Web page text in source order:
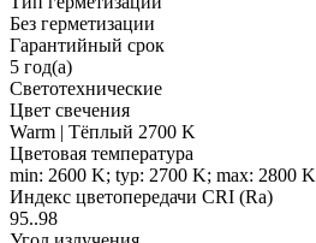
Без герметизации
Гарантийный срок
5 год(а)
Светотехнические
Цвет свечения
Warm | Тёплый 2700 K
Цветовая температура
min: 2600 K; typ: 2700 K; max: 2800 K
Индекс цветопередачи CRI (Ra)
95..98